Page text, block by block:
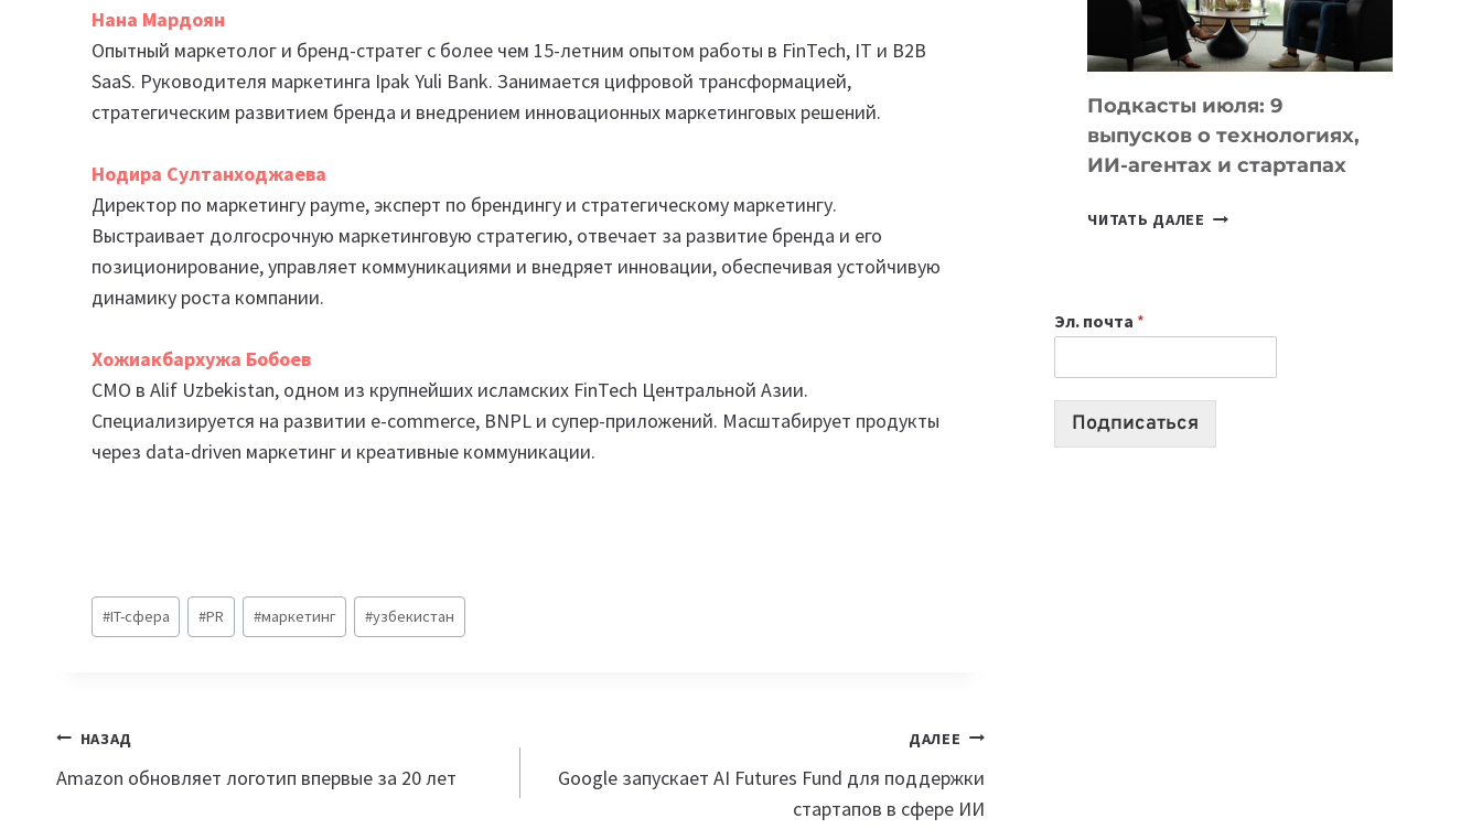
Нана Мардоян
Опытный маркетолог и бренд-стратег с более чем 15-летним опытом работы в FinTech, IT и B2B
SaaS. Руководителя маркетинга Ipak Yuli Bank. Занимается цифровой трансформацией,
стратегическим развитием бренда и внедрением инновационных маркетинговых решений.
Нодира Султанходжаева
Директор по маркетингу payme, эксперт по брендингу и стратегическому маркетингу.
Выстраивает долгосрочную маркетинговую стратегию, отвечает за развитие бренда и его
позиционирование, управляет коммуникациями и внедряет инновации, обеспечивая устойчивую
динамику роста компании.
Хожиакбархужа Бобоев
CMO в Alif Uzbekistan, одном из крупнейших исламских FinTech Центральной Азии.
Специализируется на развитии e-commerce, BNPL и супер-приложений. Масштабирует продукты
через data-driven маркетинг и креативные коммуникации.
Метки
записи:
#IT-сфера #PR #маркетинг #узбекистан
Навигация
по
НАЗАД
Amazon обновляет логотип впервые за 20 лет
ДАЛЕЕ
Google запускает AI Futures Fund для поддержки
стартапов в сфере ИИ
10
ЛУЧШИХ
ДЛЯ
УЧЕБЫ
Подкасты июля: 9
выпусков о технологиях,
ИИ-агентах и стартапах
ЧИТАТЬ ДАЛЕЕ ПОДКАСТЫ
ИИ-
АГЕНТАХ
Эл. почта *
Подписаться